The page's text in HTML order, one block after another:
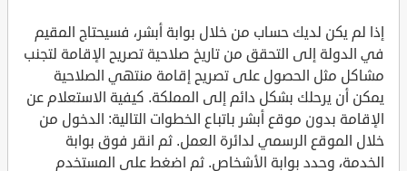
إذا لم يكن لديك حساب من خلال بوابة أبشر، فسيحتاج المقيم
في الدولة إلى التحقق من تاريخ صلاحية تصريح الإقامة لتجنب
مشاكل مثل الحصول على تصريح إقامة منتهي الصلاحية
يمكن أن يرحلك بشكل دائم إلى المملكة. كيفية الاستعلام عن
الإقامة بدون موقع أبشر باتباع الخطوات التالية: الدخول من
خلال الموقع الرسمي لدائرة العمل. ثم انقر فوق بوابة
الخدمة، وحدد بوابة الأشخاص. ثم اضغط على المستخدم